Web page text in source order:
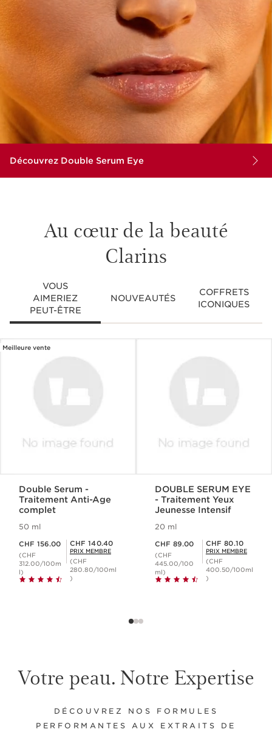
Découvrez Double Serum Eye
Au cœur de la beauté
Clarins
VOUS
AIMERIEZ
PEUT-ÊTRE
NOUVEAUTÉS
COFFRETS
ICONIQUES
Meilleure vente
Double Serum -
Traitement Anti-Age
complet
50 ml
CHF 156.00
(CHF
312.00/100m
l)
Prix Sérénité CHF 140.40
CHF 140.40
PRIX MEMBRE
(CHF
280.80/100ml
)
DOUBLE SERUM EYE
- Traitement Yeux
Jeunesse Intensif
20 ml
CHF 89.00
(CHF
445.00/100
ml)
Prix Sérénité CHF 80.10
CHF 80.10
PRIX MEMBRE
(CHF
400.50/100ml
)
Votre peau. Notre Expertise
DÉCOUVREZ NOS FORMULES
PERFORMANTES AUX EXTRAITS DE